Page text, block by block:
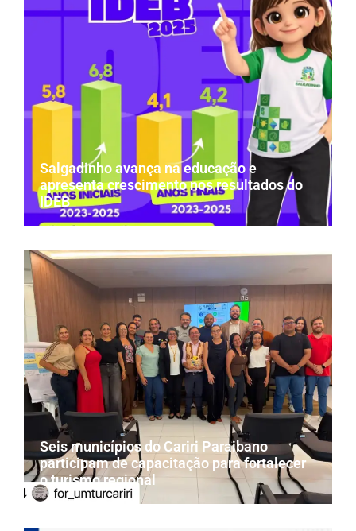
Salgadinho avança na educação e
apresenta crescimento nos resultados do
IDEB
Seis municípios do Cariri Paraibano
participam de capacitação para fortalecer
o turismo regional